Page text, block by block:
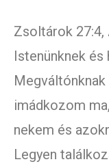
Zsoltárok 27:4,
Istenünknek és
imádkozom
nekem és
Legyen